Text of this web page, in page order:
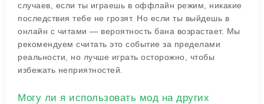
случаев, если ты играешь в оффлайн режим, никакие
последствия тебе не грозят. Но если ты выйдешь в
онлайн с читами — вероятность бана возрастает. Мы
рекомендуем считать это событие за пределами
реальности, но лучше играть осторожно, чтобы
избежать неприятностей.
Могу ли я использовать мод на других